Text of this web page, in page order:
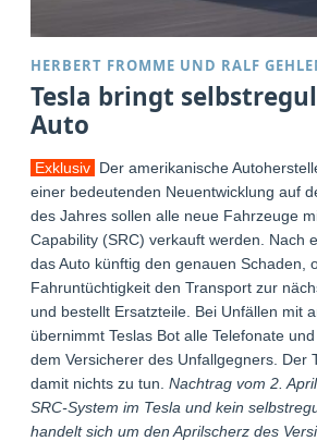
HERBERT FROMME UND RALF
Tesla bringt
Auto
Exklusiv Der amerikanische
einer bedeutenden Neuentwicklung auf
des Jahres sollen alle neue Fahrzeuge
Capability (SRC) verkauft werden. Nach
das Auto künftig den genauen Schaden,
Fahruntüchtigkeit den Transport zur
und bestellt Ersatzteile. Bei Unfällen mit
übernimmt Teslas Bot alle Telefonate
dem Versicherer des Unfallgegners. Der
damit nichts zu tun.Nachtrag vom 2.
SRC-System im Tesla und kein
handelt sich um den Aprilscherz des